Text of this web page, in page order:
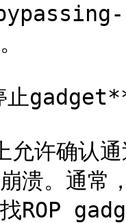
许确认
溃。通
ROP